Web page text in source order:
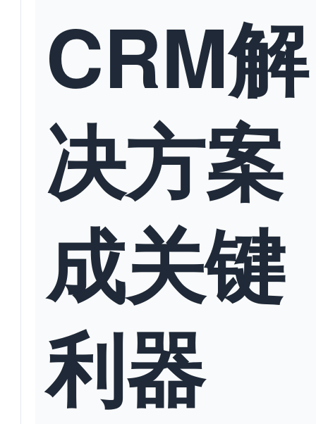
CRM解
决方案
成关键
利器